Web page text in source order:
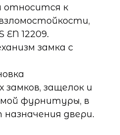
относится к
12209.
замка с
защелок и
фурнитуры, в
двери.